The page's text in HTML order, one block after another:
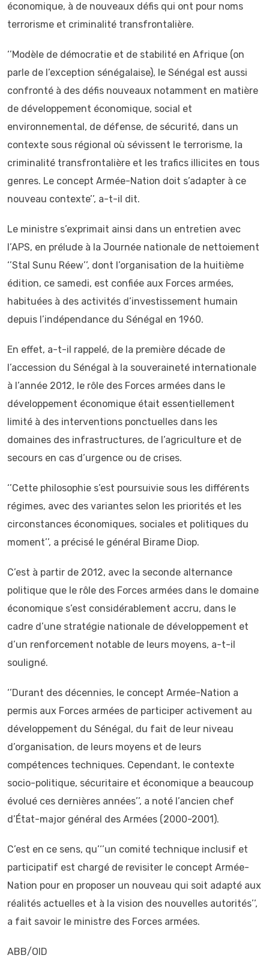
économique, à de nouveaux défis qui ont pour noms
terrorisme et criminalité transfrontalière.
‘’Modèle de démocratie et de stabilité en Afrique (on
parle de l’exception sénégalaise), le Sénégal est aussi
confronté à des défis nouveaux notamment en matière
de développement économique, social et
environnemental, de défense, de sécurité, dans un
contexte sous régional où sévissent le terrorisme, la
criminalité transfrontalière et les trafics illicites en tous
genres. Le concept Armée-Nation doit s’adapter à ce
nouveau contexte’’, a-t-il dit.
Le ministre s’exprimait ainsi dans un entretien avec
l’APS, en prélude à la Journée nationale de nettoiement
‘’Stal Sunu Réew’’, dont l’organisation de la huitième
édition, ce samedi, est confiée aux Forces armées,
habituées à des activités d’investissement humain
depuis l’indépendance du Sénégal en 1960.
En effet, a-t-il rappelé, de la première décade de
l’accession du Sénégal à la souveraineté internationale
à l’année 2012, le rôle des Forces armées dans le
développement économique était essentiellement
limité à des interventions ponctuelles dans les
domaines des infrastructures, de l’agriculture et de
secours en cas d’urgence ou de crises.
‘’Cette philosophie s’est poursuivie sous les différents
régimes, avec des variantes selon les priorités et les
circonstances économiques, sociales et politiques du
moment’’, a précisé le général Birame Diop.
C’est à partir de 2012, avec la seconde alternance
politique que le rôle des Forces armées dans le domaine
économique s’est considérablement accru, dans le
cadre d’une stratégie nationale de développement et
d’un renforcement notable de leurs moyens, a-t-il
souligné.
‘’Durant des décennies, le concept Armée-Nation a
permis aux Forces armées de participer activement au
développement du Sénégal, du fait de leur niveau
d’organisation, de leurs moyens et de leurs
compétences techniques. Cependant, le contexte
socio-politique, sécuritaire et économique a beaucoup
évolué ces dernières années’’, a noté l’ancien chef
d’État-major général des Armées (2000-2001).
C’est en ce sens, qu’‘’un comité technique inclusif et
participatif est chargé de revisiter le concept Armée-
Nation pour en proposer un nouveau qui soit adapté aux
réalités actuelles et à la vision des nouvelles autorités’’,
a fait savoir le ministre des Forces armées.
ABB/OID